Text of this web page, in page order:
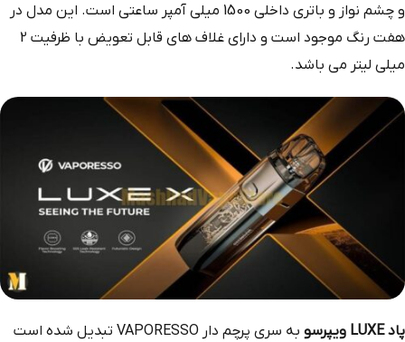
و چشم نواز و باتری داخلی 1500 میلی آمپر ساعتی است. این مدل در
هفت رنگ موجود است و دارای غلاف های قابل تعویض با ظرفیت 2
میلی لیتر می باشد.
پاد LUXE ویپرسو
به سری پرچم‌ دار VAPORESSO تبدیل شده است